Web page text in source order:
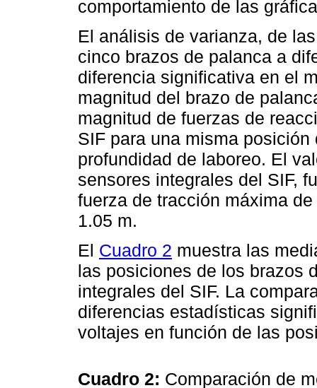
comportamiento de las
El análisis de varianza, de
cinco brazos de palanca a
diferencia significativa en el
magnitud del brazo de
magnitud de fuerzas de
SIF para una misma
profundidad de laboreo. El
sensores integrales del SIF,
fuerza de tracción máxima
1.05 m.
El Cuadro 2 muestra las
las posiciones de los brazos
integrales del SIF. La
diferencias estadísticas
voltajes en función de las
Cuadro 2: Comparación de